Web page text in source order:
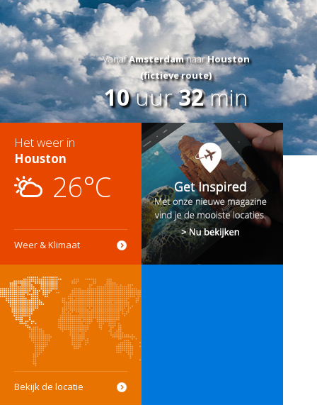
VanafAmsterdamnaarHouston
(fictieve route)
10uur32min
Het weer in
Houston
26°C
Weer & Klimaat
Bekijk de locatie